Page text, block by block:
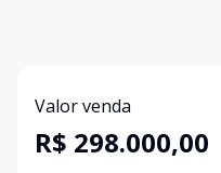
Valor venda
R$ 298.000,00